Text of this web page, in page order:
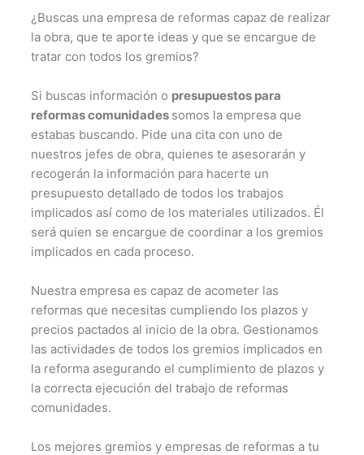
¿Buscas una empresa de reformas capaz de realizar
la obra, que te aporte ideas y que se encargue de
tratar con todos los gremios?
Si buscas información o presupuestos para
reformas comunidades somos la empresa que
estabas buscando. Pide una cita con uno de
nuestros jefes de obra, quienes te asesorarán y
recogerán la información para hacerte un
presupuesto detallado de todos los trabajos
implicados así como de los materiales utilizados. Él
será quien se encargue de coordinar a los gremios
implicados en cada proceso.
Nuestra empresa es capaz de acometer las
reformas que necesitas cumpliendo los plazos y
precios pactados al inicio de la obra. Gestionamos
las actividades de todos los gremios implicados en
la reforma asegurando el cumplimiento de plazos y
la correcta ejecución del trabajo de reformas
comunidades.
Los mejores gremios y empresas de reformas a tu